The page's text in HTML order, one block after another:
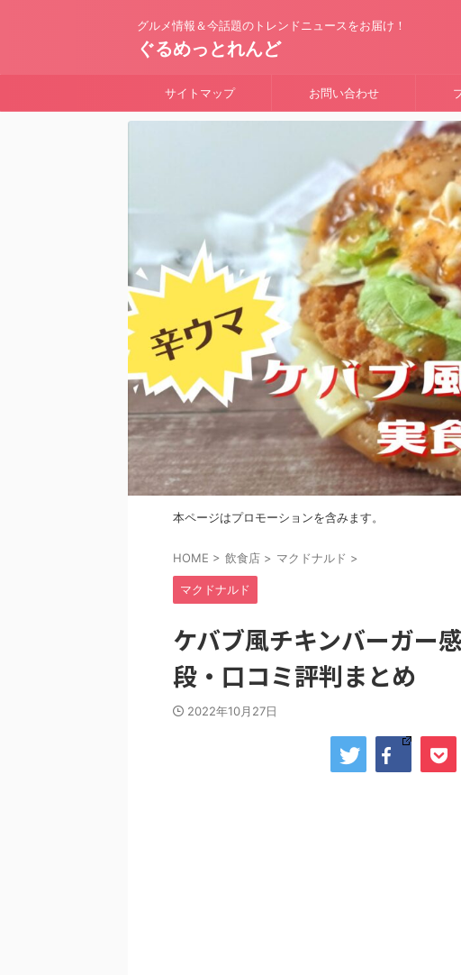
グルメ情報＆今話題のトレンドニュースをお届け！
ぐるめっとれんど
サイトマップ お問い合わせ
本ページはプロモーションを含みます。
HOME > 飲食店 > マクドナルド >
マクドナルド
ケバブ風チキンバーガー
段・口コミ評判まとめ
2022年10月27日